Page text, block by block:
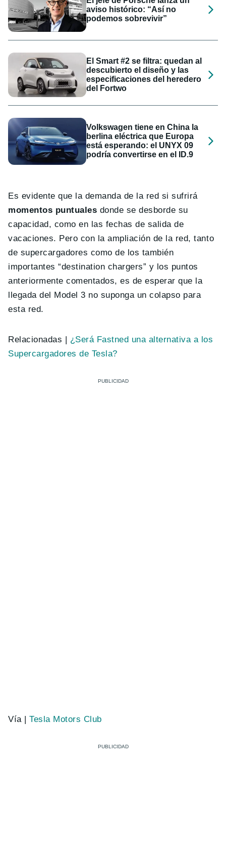
aviso histórico: “Así no
podemos sobrevivir”
El Smart #2 se filtra: quedan al
descubierto el diseño y las
especificaciones del heredero
del Fortwo
Volkswagen tiene en China la
berlina eléctrica que Europa
está esperando: el UNYX 09
podría convertirse en el ID.9
Es evidente que la demanda de la red si sufrirá
momentos puntuales donde se desborde su
capacidad, como en las fechas de salida de
vacaciones. Pero con la ampliación de la red, tanto
de supercargadores como de los también
importantes “destination chargers” y los puntos
anteriormente comentados, es de esperar que la
llegada del Model 3 no suponga un colapso para
esta red.
Relacionadas | ¿Será Fastned una alternativa a los
Supercargadores de Tesla?
Vía |Tesla Motors Club